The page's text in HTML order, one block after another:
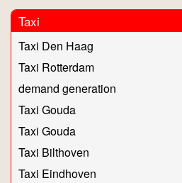
Taxi
Taxi Den Haag
Taxi Rotterdam
demand generation
Taxi Gouda
Taxi Gouda
Taxi Bilthoven
Taxi Eindhoven